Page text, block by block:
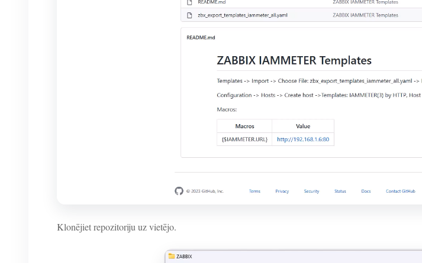
Klonējiet repozitoriju uz vietējo.